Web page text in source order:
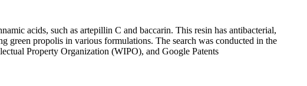
acids, such as artepillin C and baccarin. This resin has antibacterial,
green propolis in various formulations. The search was conducted in the
Property Organization (WIPO), and Google Patents